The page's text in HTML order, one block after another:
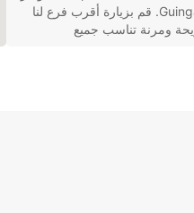
الشاحنة المناسبة لك في Guingamp. قم بزيارة أقرب فرع لنا
ومرنة تناسب جميع